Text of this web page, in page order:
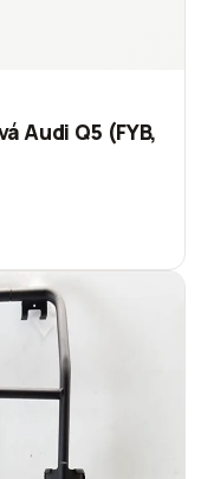
Audi Q5 (FYB,